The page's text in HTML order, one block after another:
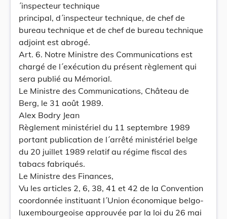
´inspecteur technique
principal, d´inspecteur technique, de chef de
bureau technique et de chef de bureau technique
adjoint est abrogé.
Art. 6. Notre Ministre des Communications est
chargé de l´exécution du présent règlement qui
sera publié au Mémorial.
Le Ministre des Communications, Château de
Berg, le 31 août 1989.
Alex Bodry Jean
Règlement ministériel du 11 septembre 1989
portant publication de l´arrêté ministériel belge
du 20 juillet 1989 relatif au régime fiscal des
tabacs fabriqués.
Le Ministre des Finances,
Vu les articles 2, 6, 38, 41 et 42 de la Convention
coordonnée instituant l´Union économique belgo-
luxembourgeoise approuvée par la loi du 26 mai